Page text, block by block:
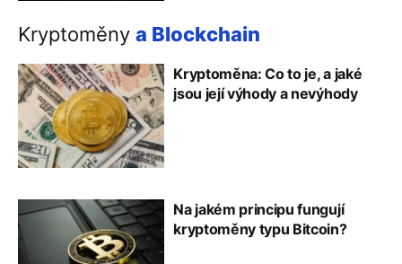
Kryptoměny a Blockchain
Kryptoměna: Co to je, a jaké
jsou její výhody a nevýhody
Na jakém principu fungují
kryptoměny typu Bitcoin?